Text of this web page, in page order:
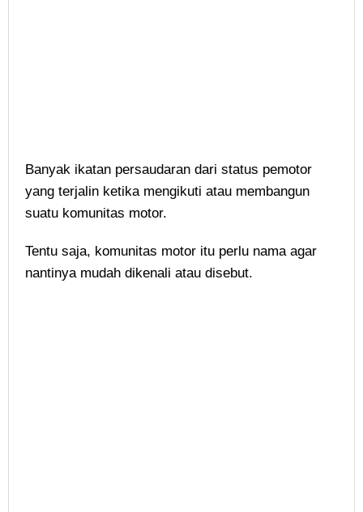
Banyak ikatan persaudaran dari status pemotor
yang terjalin ketika mengikuti atau membangun
suatu komunitas motor.
Tentu saja, komunitas motor itu perlu nama agar
nantinya mudah dikenali atau disebut.